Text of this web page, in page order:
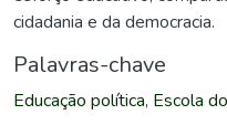
cidadania e da democracia.
Palavras-chave
Educação política, Escola